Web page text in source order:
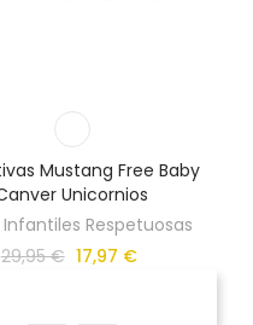
Mustang Free Baby
Unicornios
Infantiles Respetuosas
29,95 € 17,97 €